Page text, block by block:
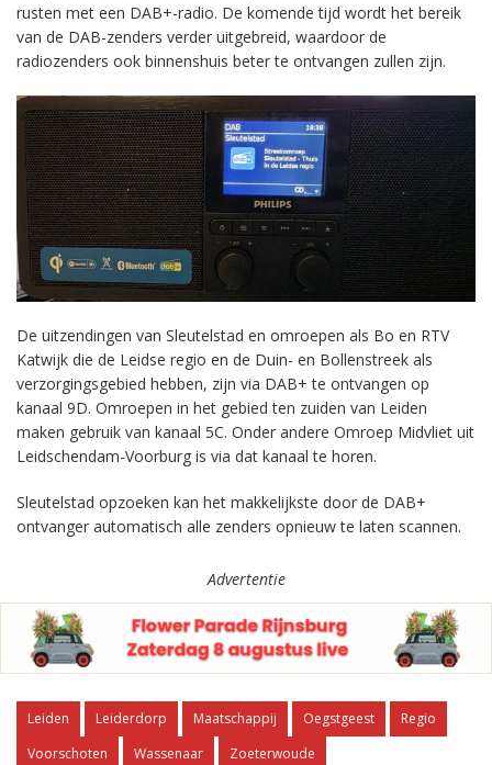
rusten met een DAB+-radio. De komende tijd wordt het bereik
van de DAB-zenders verder uitgebreid, waardoor de
radiozenders ook binnenshuis beter te ontvangen zullen zijn.
De uitzendingen van Sleutelstad en omroepen als Bo en RTV
Katwijk die de Leidse regio en de Duin- en Bollenstreek als
verzorgingsgebied hebben, zijn via DAB+ te ontvangen op
kanaal 9D. Omroepen in het gebied ten zuiden van Leiden
maken gebruik van kanaal 5C. Onder andere Omroep Midvliet uit
Leidschendam-Voorburg is via dat kanaal te horen.
Sleutelstad opzoeken kan het makkelijkste door de DAB+
ontvanger automatisch alle zenders opnieuw te laten scannen.
Advertentie
Leiden Leiderdorp Maatschappij Oegstgeest
Regio
Voorschoten
Wassenaar Zoeterwoude